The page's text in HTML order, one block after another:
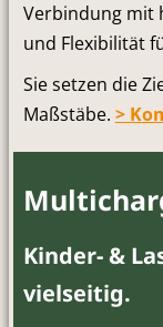
Verbindung mit
und Flexibilität
Sie setzen die
Maßstäbe. >
Kinder- &
vielseitig.